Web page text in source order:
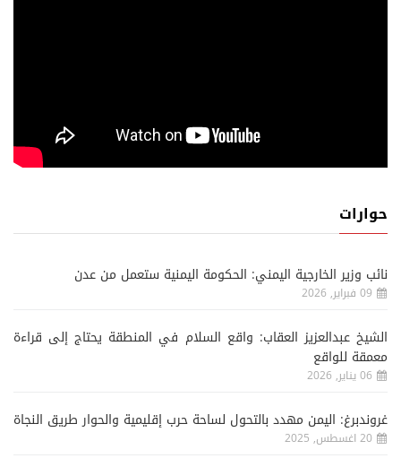
حوارات
نائب وزير الخارجية اليمني: الحكومة اليمنية ستعمل من عدن
09 فبراير, 2026
الشيخ عبدالعزيز العقاب: واقع السلام في المنطقة يحتاج إلى قراءة
معمقة للواقع
06 يناير, 2026
غروندبرغ: اليمن مهدد بالتحول لساحة حرب إقليمية والحوار طريق النجاة
20 اغسطس, 2025